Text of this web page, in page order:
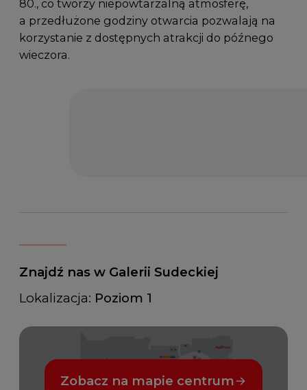
80., co tworzy niepowtarzalną atmosferę,
a przedłużone godziny otwarcia pozwalają na
korzystanie z dostępnych atrakcji do późnego
wieczora.
Znajdź nas w Galerii Sudeckiej
Lokalizacja: Poziom 1
Zobacz na mapie centrum